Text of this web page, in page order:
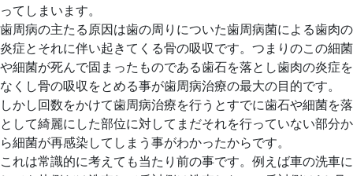
ってしまいます。
歯周病の主たる原因は歯の周りについた歯周病菌による歯肉の
炎症とそれに伴い起きてくる骨の吸収です。つまりのこの細菌
や細菌が死んで固まったものである歯石を落とし歯肉の炎症を
なくし骨の吸収をとめる事が歯周病治療の最大の目的です。
しかし回数をかけて歯周病治療を行うとすでに歯石や細菌を落
として綺麗にした部位に対してまだそれを行っていない部分か
ら細菌が再感染してしまう事がわかったからです。
これは常識的に考えても当たり前の事です。例えば車の洗車に